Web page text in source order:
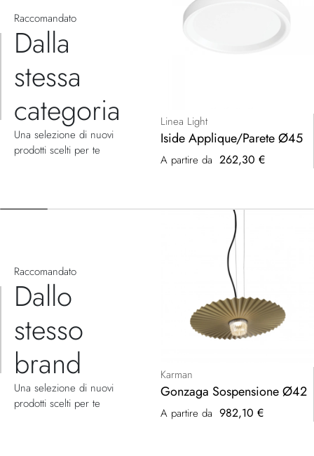
Raccomandato
Dalla
stessa
categoria
Una selezione di nuovi
prodotti scelti per te
Linea Light
Iside Applique/Parete Ø45
A partire da 262,30 €
Raccomandato
Dallo
stesso
brand
Una selezione di nuovi
prodotti scelti per te
Karman
Gonzaga Sospensione Ø42
A partire da 982,10 €